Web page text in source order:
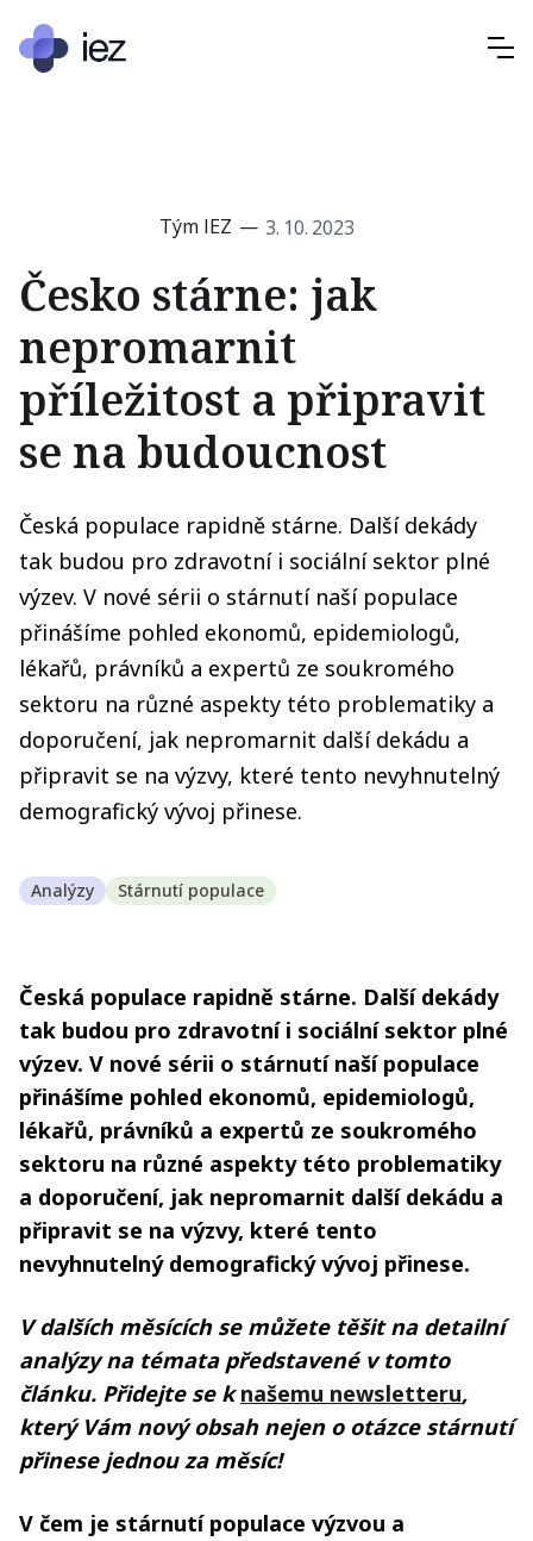
Tým IEZ — 3. 10. 2023
Česko stárne: jak
nepromarnit
příležitost a připravit
se na budoucnost
Česká populace rapidně stárne. Další dekády
tak budou pro zdravotní i sociální sektor plné
výzev. V nové sérii o stárnutí naší populace
přinášíme pohled ekonomů, epidemiologů,
lékařů, právníků a expertů ze soukromého
sektoru na různé aspekty této problematiky a
doporučení, jak nepromarnit další dekádu a
připravit se na výzvy, které tento nevyhnutelný
demografický vývoj přinese.
Analýzy Stárnutí populace
Česká populace rapidně stárne. Další dekády
tak budou pro zdravotní i sociální sektor plné
výzev. V nové sérii o stárnutí naší populace
přinášíme pohled ekonomů, epidemiologů,
lékařů, právníků a expertů ze soukromého
sektoru na různé aspekty této problematiky
a doporučení, jak nepromarnit další dekádu a
připravit se na výzvy, které tento
nevyhnutelný demografický vývoj přinese.
V dalších měsících se můžete těšit na detailní
analýzy na témata představené v tomto
článku. Přidejte se knašemu newsletteru,
který Vám nový obsah nejen o otázce stárnutí
přinese jednou za měsíc!
V čem je stárnutí populace výzvou a